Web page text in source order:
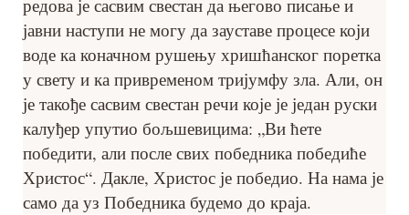
редова је сасвим свестан да његово писање и
јавни наступи не могу да зауставе процесе који
воде ка коначном рушењу хришћанског поретка
у свету и ка привременом тријумфу зла. Али, он
је такође сасвим свестан речи које је један руски
калуђер упутио бољшевицима: „Ви ћете
победити, али после свих победника победиће
Христос“. Дакле, Христос је победио. На нама је
само да уз Победника будемо до краја.